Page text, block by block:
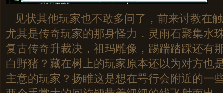
见状其他玩家也不敢多问了，前来讨教在
尤其是传奇玩家的那身怪力．灵雨石聚集水
复古传奇升裁决，祖玛雕像，踢踹踏踩还有
白野猪？藏在树上的玩家原本还以为对方也
主意的玩家？扬睢这是想在咢行会附近的一